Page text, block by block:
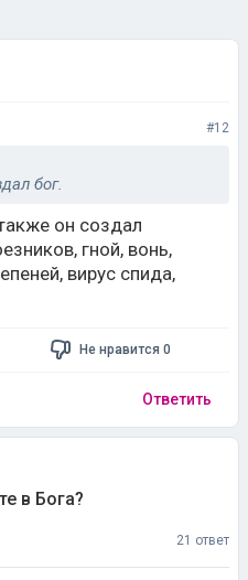
#12
бог.
он создал
гной, вонь,
вирус спида,
Не нравится 0
Ответить
в Бога?
21 ответ